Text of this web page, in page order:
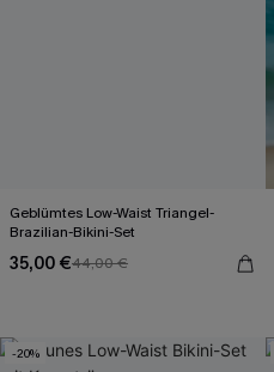
Geblümtes Low-Waist Triangel-
Brazilian-Bikini-Set
35,00 €44,00 €
-20%